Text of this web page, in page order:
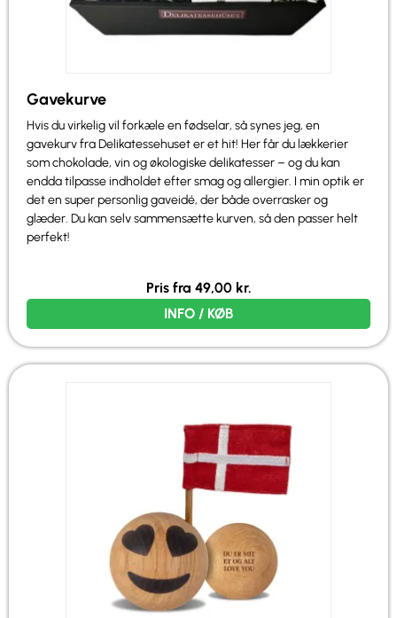
Gavekurve
Hvis du virkelig vil forkæle en fødselar, så synes jeg, en
gavekurv fra Delikatessehuset er et hit! Her får du lækkerier
som chokolade, vin og økologiske delikatesser – og du kan
endda tilpasse indholdet efter smag og allergier. I min optik er
det en super personlig gaveidé, der både overrasker og
glæder. Du kan selv sammensætte kurven, så den passer helt
perfekt!
Pris fra 49,00 kr.
INFO / KØB